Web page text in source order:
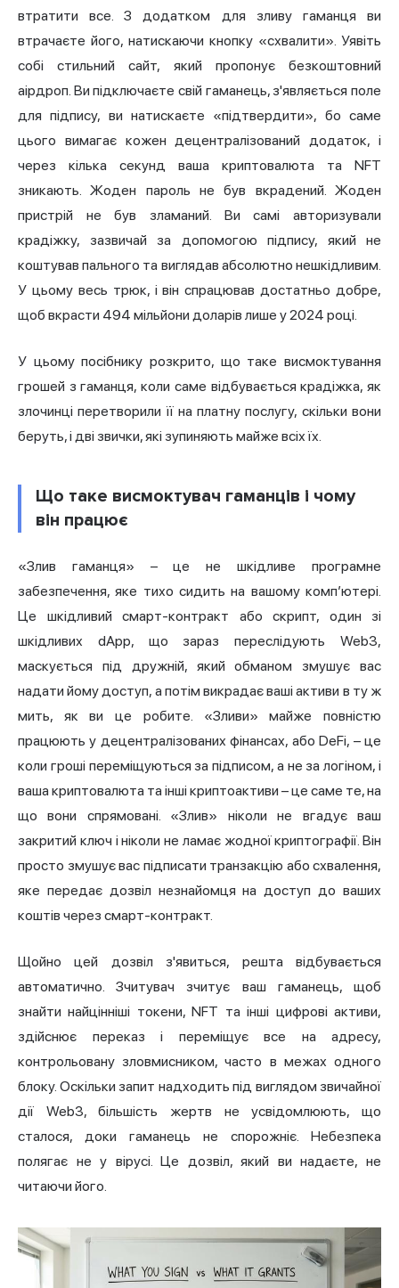
втратити все. З додатком для зливу гаманця ви
втрачаєте його, натискаючи кнопку «схвалити». Уявіть
собі стильний сайт, який пропонує безкоштовний
аірдроп. Ви підключаєте свій гаманець, з'являється поле
для підпису, ви натискаєте «підтвердити», бо саме
цього вимагає кожен децентралізований додаток, і
через кілька секунд ваша криптовалюта та NFT
зникають. Жоден пароль не був вкрадений. Жоден
пристрій не був зламаний. Ви самі авторизували
крадіжку, зазвичай за допомогою підпису, який не
коштував пального та виглядав абсолютно нешкідливим.
У цьому весь трюк, і він спрацював достатньо добре,
щоб вкрасти 494 мільйони доларів лише у 2024 році.
У цьому посібнику розкрито, що таке висмоктування
грошей з гаманця, коли саме відбувається крадіжка, як
злочинці перетворили її на платну послугу, скільки вони
беруть, і дві звички, які зупиняють майже всіх їх.
Що таке висмоктувач гаманців і чому
він працює
«Злив гаманця» – це не шкідливе програмне
забезпечення, яке тихо сидить на вашому комп’ютері.
Це шкідливий смарт-контракт або скрипт, один зі
шкідливих dApp, що зараз переслідують Web3,
маскується під дружній, який обманом змушує вас
надати йому доступ, а потім викрадає ваші активи в ту ж
мить, як ви це робите. «Зливи» майже повністю
працюють у децентралізованих фінансах, або DeFi, – це
коли гроші переміщуються за підписом, а не за логіном, і
ваша криптовалюта та інші криптоактиви – це саме те, на
що вони спрямовані. «Злив» ніколи не вгадує ваш
закритий ключ і ніколи не ламає жодної криптографії. Він
просто змушує вас підписати транзакцію або схвалення,
яке передає дозвіл незнайомця на доступ до ваших
коштів через смарт-контракт.
Щойно цей дозвіл з'явиться, решта відбувається
автоматично. Зчитувач зчитує ваш гаманець, щоб
знайти найцінніші токени, NFT та інші цифрові активи,
здійснює переказ і переміщує все на адресу,
контрольовану зловмисником, часто в межах одного
блоку. Оскільки запит надходить під виглядом звичайної
дії Web3, більшість жертв не усвідомлюють, що
сталося, доки гаманець не спорожніє. Небезпека
полягає не у вірусі. Це дозвіл, який ви надаєте, не
читаючи його.